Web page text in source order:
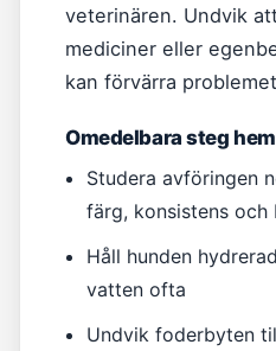
veterinären. Undvik
mediciner eller
kan förvärra
Omedelbara steg
Studera avföringen
färg, konsistens och
Håll hunden
vatten ofta
Undvik foderbyten